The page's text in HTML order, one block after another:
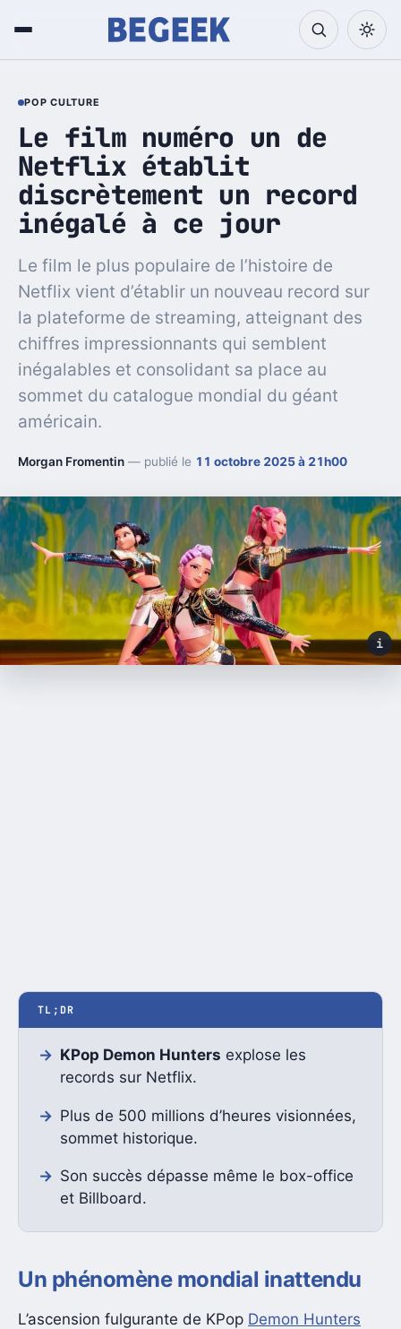
POP CULTURE
Le film numéro un de
Netflix établit
discrètement un record
inégalé à ce jour
Le film le plus populaire de l’histoire de
Netflix vient d’établir un nouveau record sur
la plateforme de streaming, atteignant des
chiffres impressionnants qui semblent
inégalables et consolidant sa place au
sommet du catalogue mondial du géant
américain.
Morgan Fromentin — publié le 11 octobre 2025 à 21h00
i
TL;DR
KPop Demon Hunters explose les
records sur Netflix.
Plus de 500 millions d’heures visionnées,
sommet historique.
Son succès dépasse même le box-office
et Billboard.
Un phénomène mondial inattendu
L’ascension fulgurante de KPop Demon Hunters